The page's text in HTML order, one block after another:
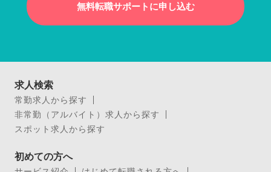
無料転職サポートに申し込む
求人検索
常勤求人から探す
非常勤（アルバイト）求人から探す
スポット求人から探す
初めての方へ